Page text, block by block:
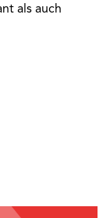
als auch